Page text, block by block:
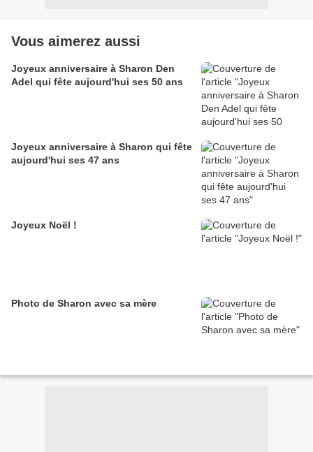
Vous aimerez aussi
Joyeux anniversaire à Sharon Den
Adel qui fête aujourd'hui ses 50 ans
Joyeux anniversaire à Sharon qui fête
aujourd'hui ses 47 ans
Joyeux Noël !
Photo de Sharon avec sa mère